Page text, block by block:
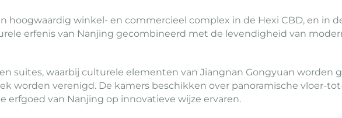
hoogwaardig winkel- en commercieel complex in de Hexi CBD, en in
erfenis van Nanjing gecombineerd met de levendigheid van
suites, waarbij culturele elementen van Jiangnan Gongyuan worden
worden verenigd. De kamers beschikken over panoramische vloer-
van Nanjing op innovatieve wijze ervaren.